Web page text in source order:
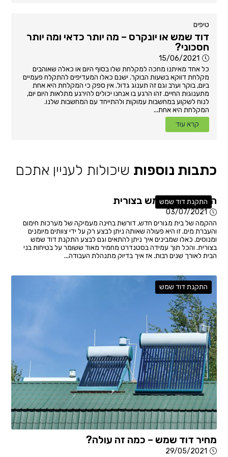
טיפים
דוד שמש או יונקרס – מה יותר כדאי ומה יותר
חסכוני?
15/06/2021
כל אחד מאיתנו מחכה למקלחת שלו בסוף היום או כאלה שאוהבים
מקלחת דווקא בשעות הבוקר. ישנם כאלו המעדיפים להתקלח פעמיים
ביום, בוקר וערב וגם זה תענוג גדול. אין ספק כי המקלחת היא אחת
מתענוגות החיים. זהו הרגע בו אנחנו יכולים להירגע מתלאות היום יום,
לנוח לשקוע במחשבות עמוקות ולהתייחד עם המחשבות שלנו.
המקלחת היא אחת...
קרא עוד
כתבות נוספות שיכולות לעניין אתכם
התקנת דוד שמש
התקנת דוד שמש בצורית
03/07/2021
ההקמה של בית מגורים חדש, דורשת בחינה מעמיקה של מערכות חימום
והעברת מים. זו היא פעולה שאותה ניתן לבצע רק על ידי צוותים מיומנים
ומנוסים. כאלו שמבינים איך ניתן להתאים וגם לבצע התקנת דוד שמש
בצורית. והכל תוך עמידה בסטנדרט מחמיר מאוד ששומר על בטיחות בני
הבית לאורך שנים רבות. אז איך בדיוק מתנהלת העבודה...
התקנת דוד שמש
מחיר דוד שמש – כמה זה עולה?
29/05/2021